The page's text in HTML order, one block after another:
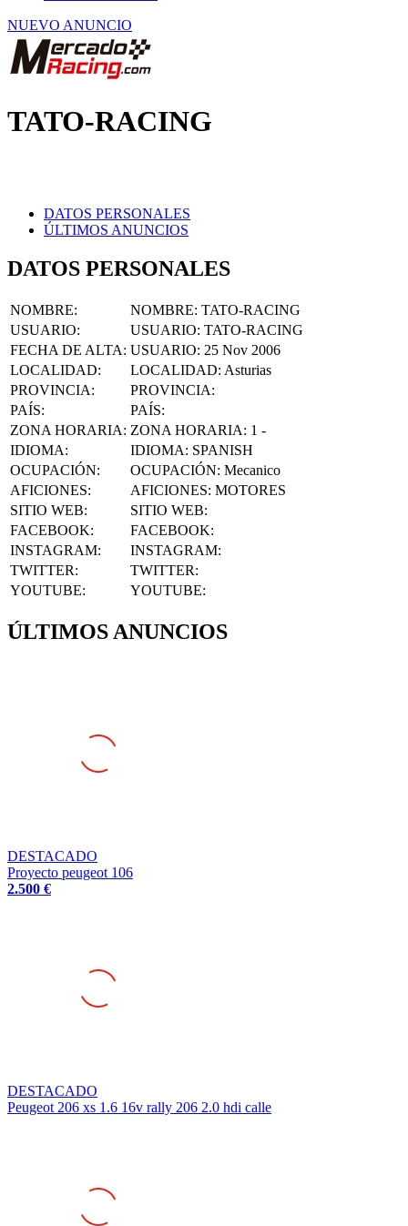
ÚLTIMOS ANUNCIOS
USUARIO
USUARIO: TATO-RACING
FECHA DE ALTA
USUARIO: 25 Nov 2006
LOCALIDAD: LOCALIDAD: Asturias
PROVINCIA:
PROVINCIA:
PAÍS:
PAÍS:
ZONA HORARIA
ZONA HORARIA:
IDIOMA: IDIOMA: SPANISH
OCUPACIÓN
OCUPACIÓN: Mecanico
AFICIONES: AFICIONES: MOTORES
SITIO WEB:
SITIO WEB:
FACEBOOK
FACEBOOK:
INSTAGRAM
INSTAGRAM:
TWITTER :
TWITTER:
YOUTUBE
YOUTUBE:
Proyecto peugeot 106
2.500 €
Peugeot 206 xs 1.6 16v rally 206 2.0 hdi calle